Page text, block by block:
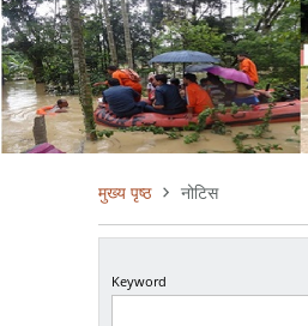
MENU
पग
मुख्य पृष्ठ नोटिस
Keyword